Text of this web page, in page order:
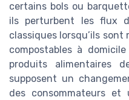
certains bols ou
ils perturbent les flux
classiques lorsqu’ils sont
compostables à
produits alimentaires
supposent un
des consommateurs et